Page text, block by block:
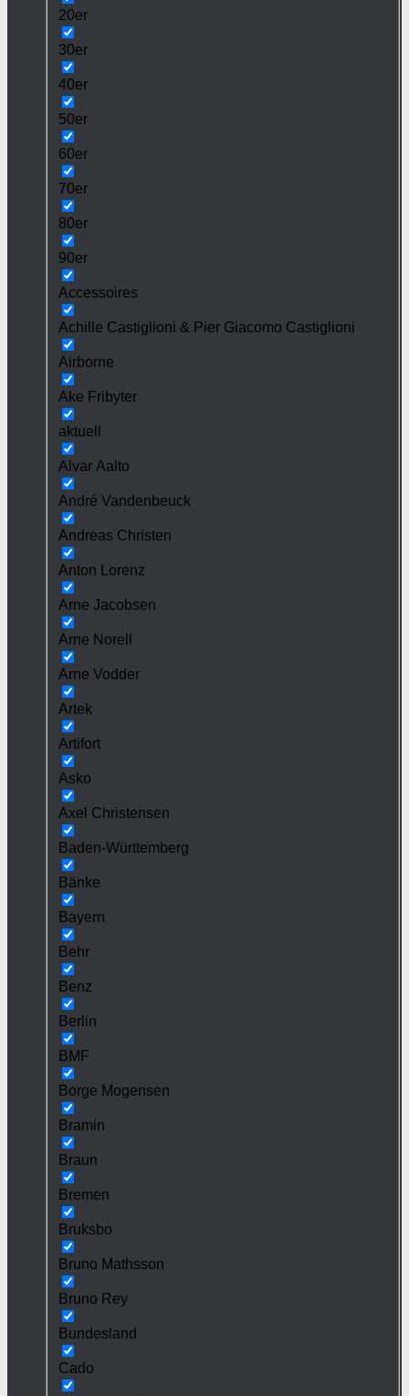
20er
30er
40er
50er
60er
70er
80er
90er
Accessoires
Achille Castiglioni & Pier Giacomo Castiglioni
Airborne
Ake Fribyter
aktuell
Alvar Aalto
André Vandenbeuck
Andreas Christen
Anton Lorenz
Arne Jacobsen
Arne Norell
Arne Vodder
Artek
Artifort
Asko
Axel Christensen
Baden-Württemberg
Bänke
Bayern
Behr
Benz
Berlin
BMF
Borge Mogensen
Bramin
Braun
Bremen
Bruksbo
Bruno Mathsson
Bruno Rey
Bundesland
Cado